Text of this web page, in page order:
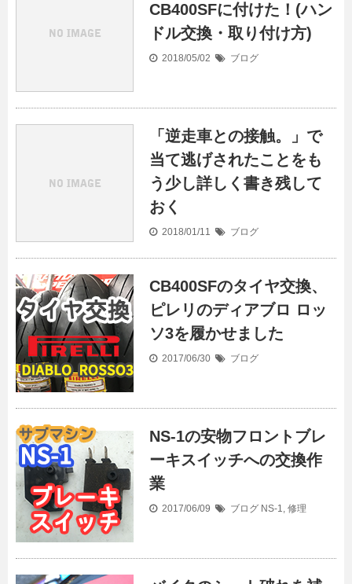
CB400SFに付けた！(ハン
ドル交換・取り付け方)
2018/05/02 ブログ
「逆走車との接触。」で
当て逃げされたことをも
う少し詳しく書き残して
おく
2018/01/11 ブログ
CB400SFのタイヤ交換、
ピレリのディアブロ ロッ
ソ3を履かせました
2017/06/30 ブログ
NS-1の安物フロントブレ
ーキスイッチへの交換作
業
2017/06/09 ブログ NS-1, 修理